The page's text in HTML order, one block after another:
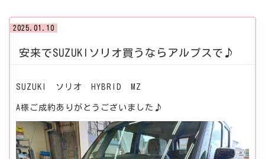
2025.01.10
安来でSUZUKIソリオ買うならアルプスで♪
SUZUKI ソリオ HYBRID MZ
A様ご成約ありがとうございました♪